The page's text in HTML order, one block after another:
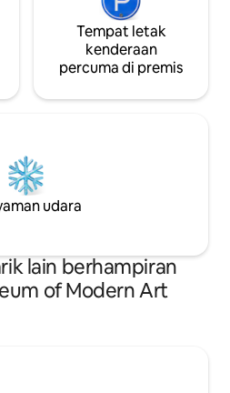
Tempat letak
kenderaan
percuma di premis
udara
lain berhampiran
of Modern Art